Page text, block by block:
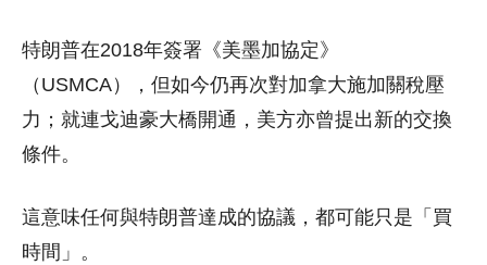
特朗普在2018年簽署《美墨加協定》
（USMCA），但如今仍再次對加拿大施加關稅壓
力；就連戈迪豪大橋開通，美方亦曾提出新的交換
條件。
這意味任何與特朗普達成的協議，都可能只是「買
時間」。